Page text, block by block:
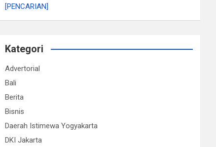
[PENCARIAN]
Kategori
Advertorial
Bali
Berita
Bisnis
Daerah Istimewa Yogyakarta
DKI Jakarta